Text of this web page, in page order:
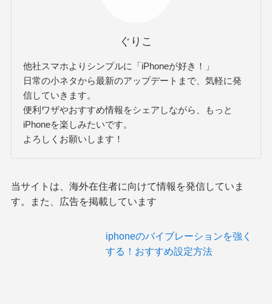
ぐりこ
他社スマホよりシンプルに「iPhoneが好き！」
日常の小ネタから最新のアップデートまで、気軽に発
信していきます。
便利ワザやおすすめ情報をシェアしながら、もっと
iPhoneを楽しみたいです。
よろしくお願いします！
当サイトは、海外在住者に向けて情報を発信していま
す。また、広告を掲載しています
iphoneのバイブレーションを強く
する！おすすめ設定方法